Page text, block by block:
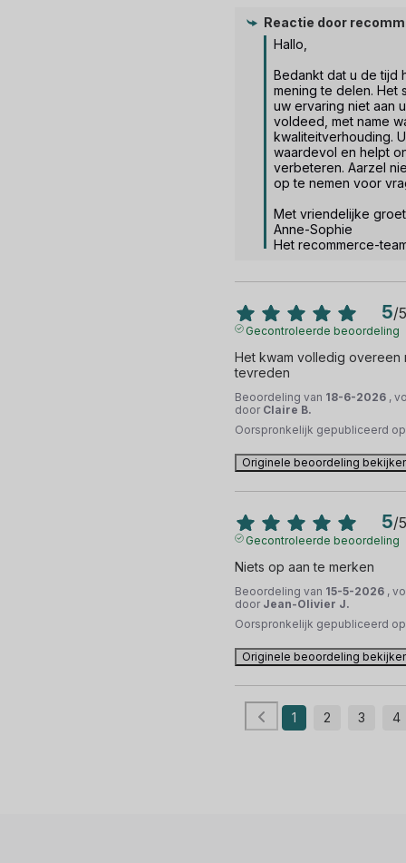
Reactie door
Hallo,
Bedankt dat u de tijd
mening te delen. Het
uw ervaring niet aan
voldeed, met name
kwaliteitverhouding.
waardevol en helpt
verbeteren. Aarzel
op te nemen voor
Met vriendelijke
Anne-Sophie
Het recommerce-
5/5
Gecontroleerde beoordeling
Het kwam volledig overeen
tevreden
Beoordeling van 18-6-2026 ,
door Claire B.
Oorspronkelijk gepubliceerd
Originele beoordeling
5/5
Gecontroleerde beoordeling
Niets op aan te merken
Beoordeling van 15-5-2026 ,
door Jean-Olivier J.
Oorspronkelijk gepubliceerd
Originele beoordeling
1 2 3 4